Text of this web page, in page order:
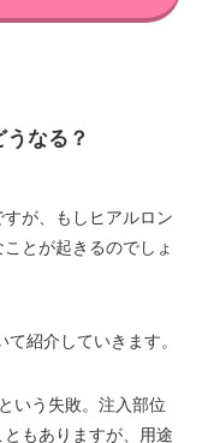
なる？
が、もしヒアルロン
とが起きるのでしょ
て紹介していきます。
いう失敗。注入部位
もありますが、用途